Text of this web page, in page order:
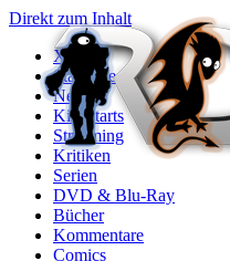
Direkt zum Inhalt
X
Startseite
News
Kinostarts
Streaming
Kritiken
Serien
DVD & Blu-Ray
Bücher
Kommentare
Comics